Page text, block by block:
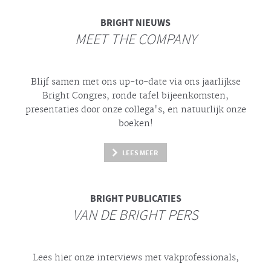
BRIGHTNIEUWS
MEET THE COMPANY
Blijf samen met ons up-to-date via ons jaarlijkse
Bright Congres, ronde tafel bijeenkomsten,
presentaties door onze collega's, en natuurlijk onze
boeken!
LEES MEER
BRIGHTPUBLICATIES
VAN DE BRIGHT PERS
Lees hier onze interviews met vakprofessionals,